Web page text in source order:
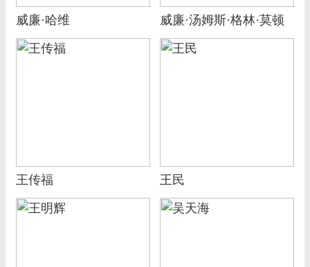
威廉·哈维 威廉·汤姆斯·格林·莫顿
王传福 王民